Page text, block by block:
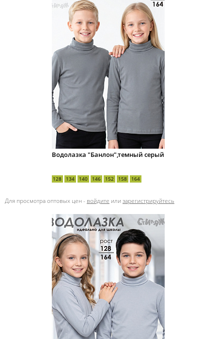
Водолазка "Банлон",темный серый
128 134 140 146 152 158 164
Для просмотра оптовых цен - войдите или зарегистрируйтесь